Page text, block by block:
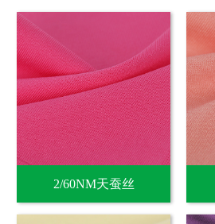
2/60NM天蚕丝